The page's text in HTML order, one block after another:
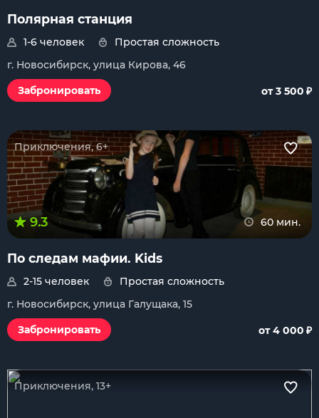
Полярная станция
1-6 человек
Простая сложность
г. Новосибирск, улица Кирова, 46
Забронировать
от 3 500 ₽
Приключения, 6+
9.3 60 мин.
По следам мафии. Kids
2-15 человек
Простая сложность
г. Новосибирск, улица Галущака, 15
Забронировать
от 4 000 ₽
Приключения, 13+